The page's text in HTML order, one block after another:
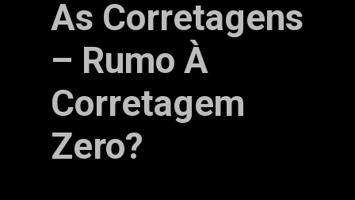
As Corretagens
– Rumo À
Corretagem
Zero?